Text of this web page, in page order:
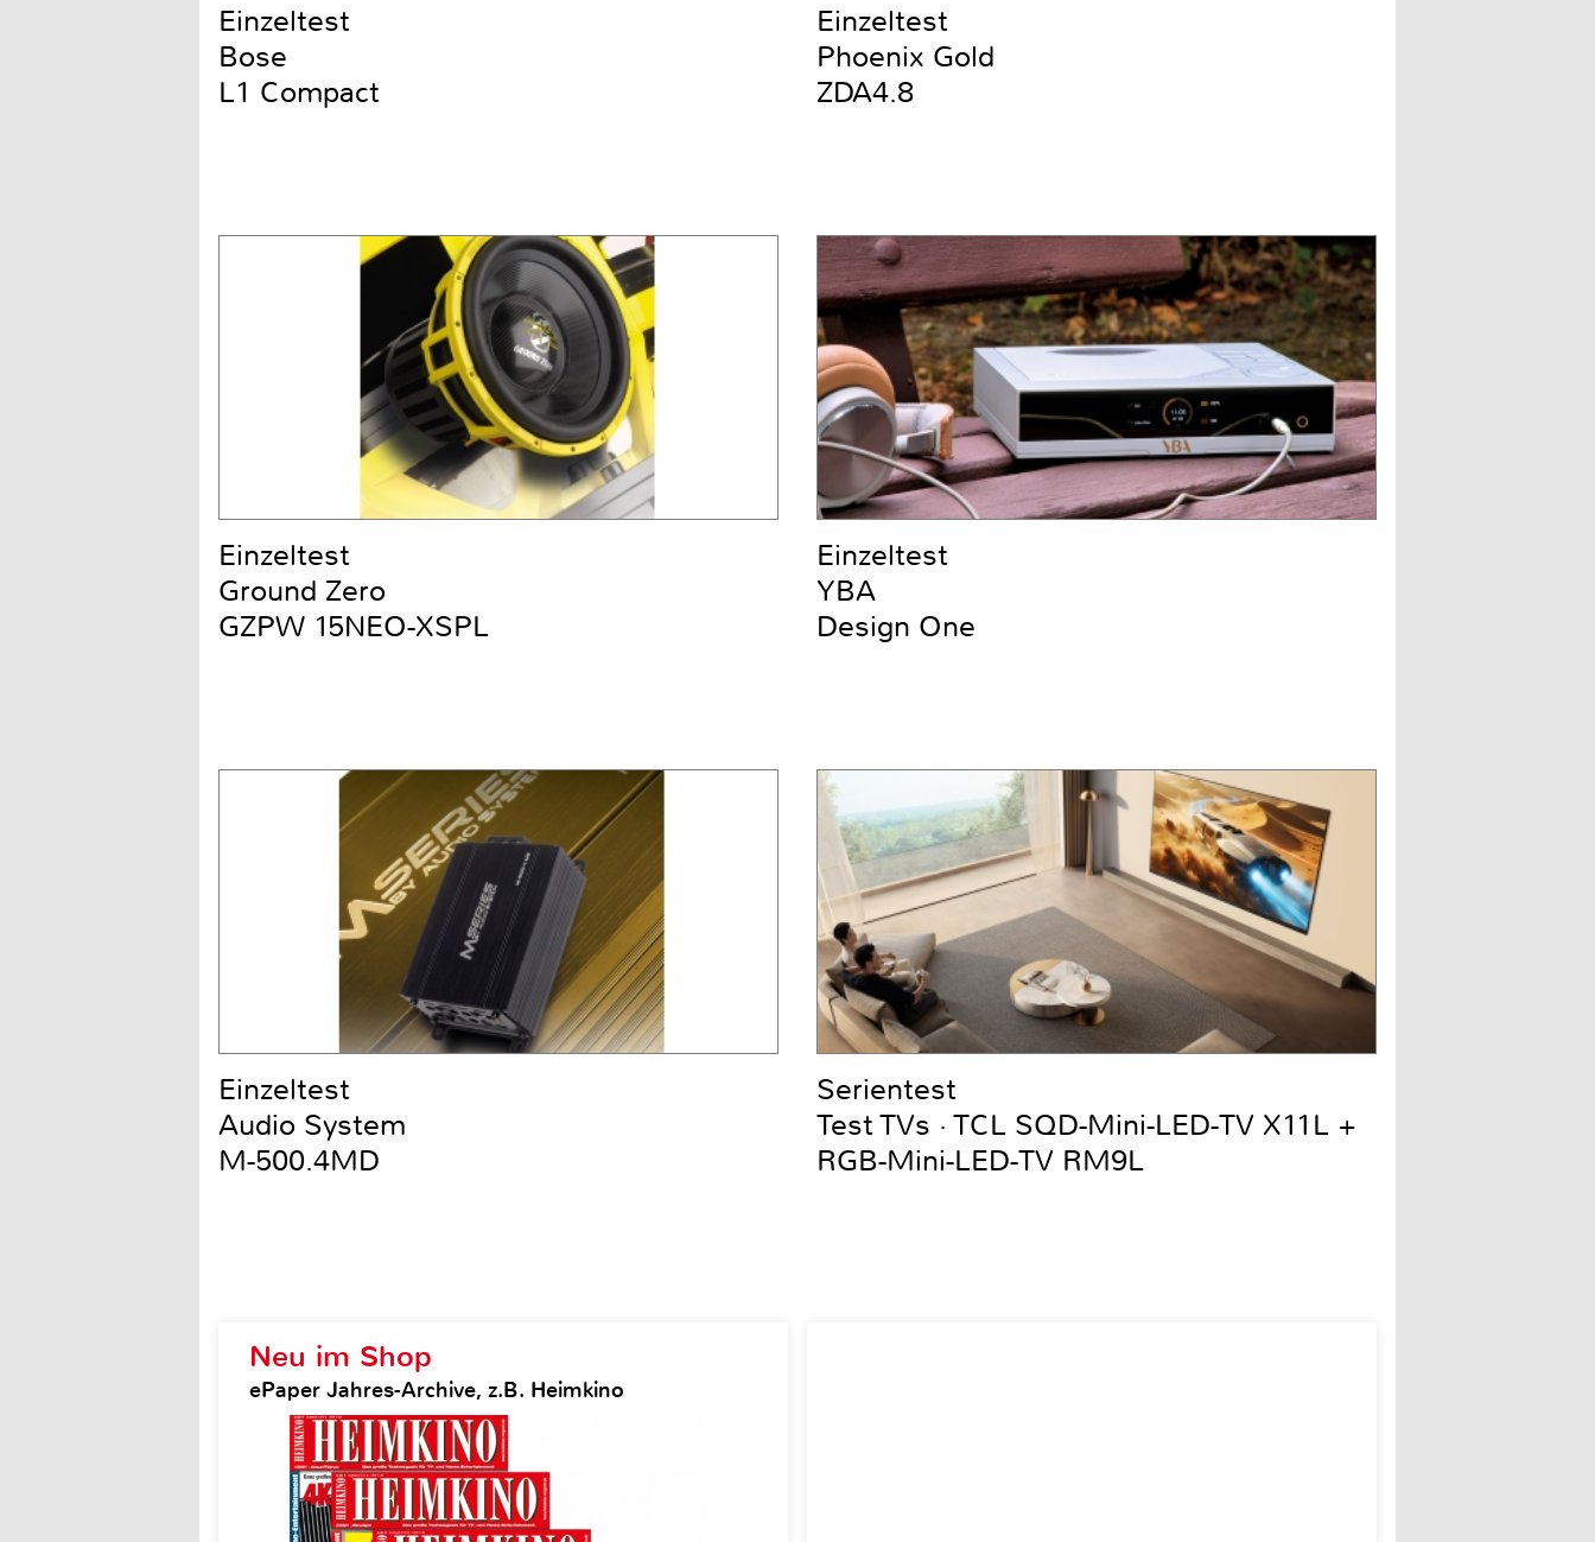
Neu im Shop
ePaper Jahres-Archive, z.B. Heimkino
Einzeltest
Bose
L1 Compact
Einzeltest
Phoenix Gold
ZDA4.8
Einzeltest
Ground Zero
GZPW 15NEO-XSPL
Einzeltest
YBA
Design One
Einzeltest
Audio System
M-500.4MD
Serientest
Test TVs · TCL SQD-Mini-LED-TV X11L +
RGB-Mini-LED-TV RM9L